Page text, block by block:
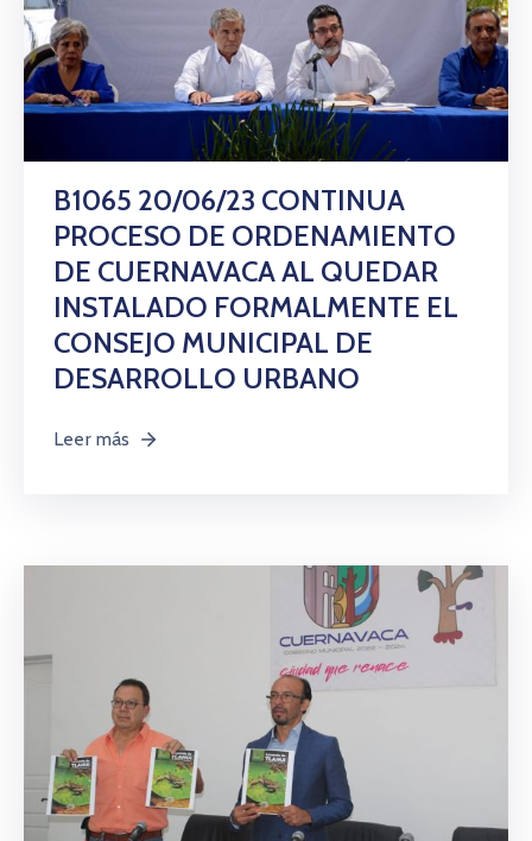
B1065 20/06/23 CONTINUA
PROCESO DE ORDENAMIENTO
DE CUERNAVACA AL QUEDAR
INSTALADO FORMALMENTE EL
CONSEJO MUNICIPAL DE
DESARROLLO URBANO
Leer más